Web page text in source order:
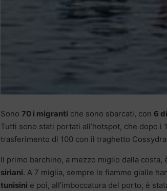
Sono 70 i migranti che sono sbarcati, con 6
Tutti sono stati portati all’hotspot, che dopo
trasferimento di 100 con il traghetto
Il primo barchino, a mezzo miglio dalla costa,
siriani. A 7 miglia, sempre le fiamme gialle
tunisini e poi, all’imboccatura del porto, è